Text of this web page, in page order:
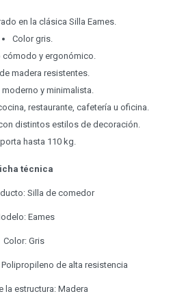
en la clásica Silla Eames.
Color gris.
cómodo y ergonómico.
madera resistentes.
y minimalista.
restaurante, cafetería u oficina.
distintos estilos de decoración.
hasta 110 kg.
técnica
Silla de comedor
Eames
Color: Gris
de alta resistencia
la estructura: Madera